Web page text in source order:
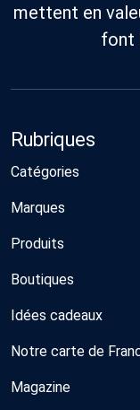
mettent en
font
Rubriques
Catégories
Marques
Produits
Boutiques
Idées cadeaux
Notre carte de
Magazine